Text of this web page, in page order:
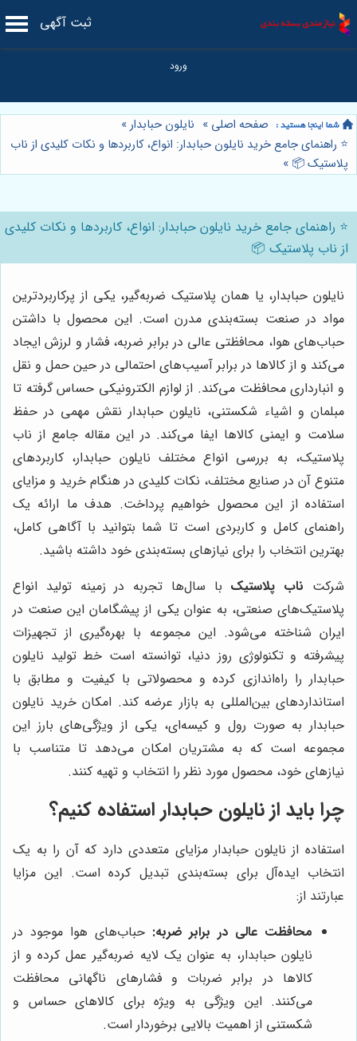
ثبت آگهی
صفحه اصلی » نایلون حبابدار»
⭐️ راهنمای جامع خرید نایلون حبابدار: انواع، کاربردها و نکات کلیدی از ناب
پلاستیک 📦 »
⭐️ راهنمای جامع خرید نایلون حبابدار: انواع، کاربردها و نکات کلیدی
از ناب پلاستیک 📦
نایلون حبابدار، یا همان پلاستیک ضربه‌گیر، یکی از پرکاربردترین
مواد در صنعت بسته‌بندی مدرن است. این محصول با داشتن
حباب‌های هوا، محافظتی عالی در برابر ضربه، فشار و لرزش ایجاد
می‌کند و از کالاها در برابر آسیب‌های احتمالی در حین حمل و نقل
و انبارداری محافظت می‌کند. از لوازم الکترونیکی حساس گرفته تا
مبلمان و اشیاء شکستنی، نایلون حبابدار نقش مهمی در حفظ
سلامت و ایمنی کالاها ایفا می‌کند. در این مقاله جامع از ناب
پلاستیک، به بررسی انواع مختلف نایلون حبابدار، کاربردهای
متنوع آن در صنایع مختلف، نکات کلیدی در هنگام خرید و مزایای
استفاده از این محصول خواهیم پرداخت. هدف ما ارائه یک
راهنمای کامل و کاربردی است تا شما بتوانید با آگاهی کامل،
بهترین انتخاب را برای نیازهای بسته‌بندی خود داشته باشید.
شرکت ناب پلاستیک با سال‌ها تجربه در زمینه تولید انواع
پلاستیک‌های صنعتی، به عنوان یکی از پیشگامان این صنعت در
ایران شناخته می‌شود. این مجموعه با بهره‌گیری از تجهیزات
پیشرفته و تکنولوژی روز دنیا، توانسته است خط تولید نایلون
حبابدار را راه‌اندازی کرده و محصولاتی با کیفیت و مطابق با
استانداردهای بین‌المللی به بازار عرضه کند. امکان خرید نایلون
حبابدار به صورت رول و کیسه‌ای، یکی از ویژگی‌های بارز این
مجموعه است که به مشتریان امکان می‌دهد تا متناسب با
نیازهای خود، محصول مورد نظر را انتخاب و تهیه کنند.
چرا باید از نایلون حبابدار استفاده کنیم؟
استفاده از نایلون حبابدار مزایای متعددی دارد که آن را به یک
انتخاب ایده‌آل برای بسته‌بندی تبدیل کرده است. این مزایا
عبارتند از:
محافظت عالی در برابر ضربه: حباب‌های هوا موجود در
نایلون حبابدار، به عنوان یک لایه ضربه‌گیر عمل کرده و از
کالاها در برابر ضربات و فشارهای ناگهانی محافظت
می‌کنند. این ویژگی به ویژه برای کالاهای حساس و
شکستنی از اهمیت بالایی برخوردار است.